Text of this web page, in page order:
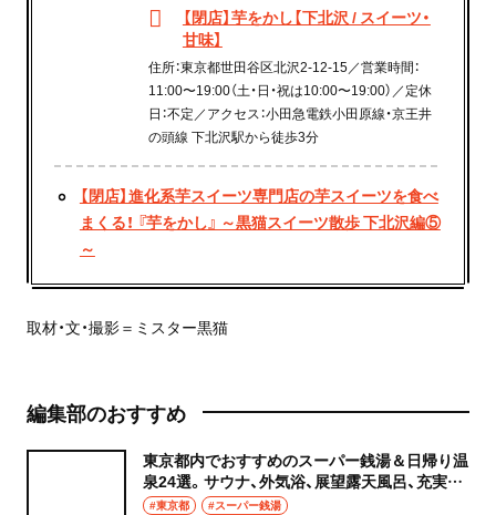
【閉店】芋をかし【下北沢 / スイーツ・
甘味】
住所：東京都世田谷区北沢2-12-15／営業時間：
11:00〜19:00（土・日・祝は10:00〜19:00）／定休
日：不定／アクセス：小田急電鉄小田原線・京王井
の頭線 下北沢駅から徒歩3分
【閉店】進化系芋スイーツ専⾨店の芋スイーツを食べ
まくる！ 『芋をかし』 ～黒猫スイーツ散歩 下北沢編⑤
～
取材・文・撮影＝ミスター黒猫
編集部のおすすめ
東京都内でおすすめのスーパー銭湯＆日帰り温
泉24選。サウナ、外気浴、展望露天風呂、充実の
癒やし空間へ
#東京都 #スーパー銭湯